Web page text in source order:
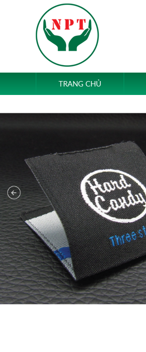
TRANG CHỦ